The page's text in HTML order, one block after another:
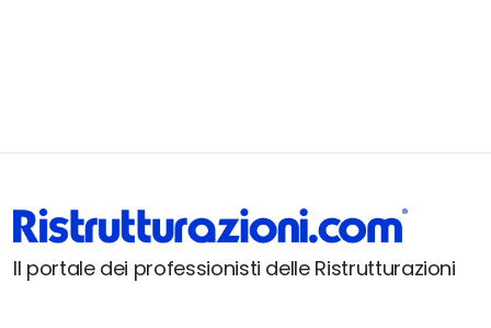
Il portale dei professionisti delle Ristrutturazioni